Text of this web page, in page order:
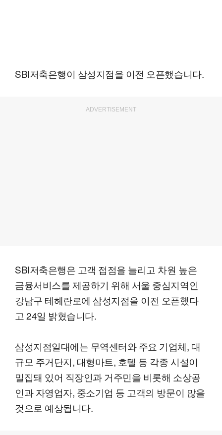
SBI저축은행이 삼성지점을 이전 오픈했습니다.
ADVERTISEMENT
SBI저축은행은 고객 접점을 늘리고 차원 높은
금융서비스를 제공하기 위해 서울 중심지역인
강남구 테헤란로에 삼성지점을 이전 오픈했다
고 24일 밝혔습니다.
삼성지점일대에는 무역센터와 주요 기업체, 대
규모 주거단지, 대형마트, 호텔 등 각종 시설이
밀집돼 있어 직장인과 거주민을 비롯해 소상공
인과 자영업자, 중소기업 등 고객의 방문이 많을
것으로 예상됩니다.